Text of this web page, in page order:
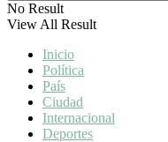
No Result
View All Result
Inicio
Política
País
Ciudad
Internacional
Deportes